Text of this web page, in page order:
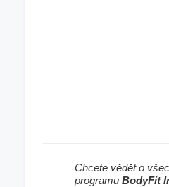
Chcete vědět o
programu BodyFit